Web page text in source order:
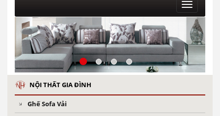
Toggle
NỘI THẤT GIA ĐÌNH
Ghế Sofa Vải